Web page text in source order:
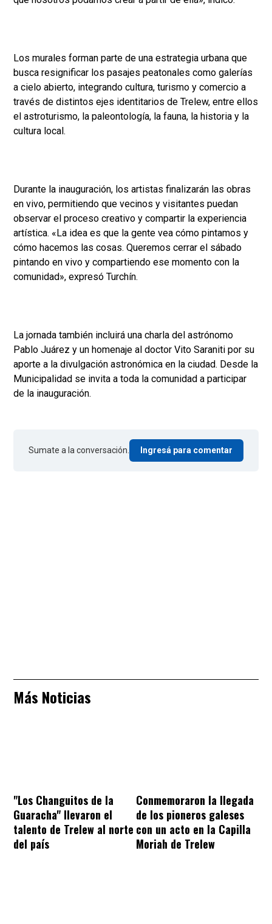
Los murales forman parte de una estrategia urbana que
busca resignificar los pasajes peatonales como galerías
a cielo abierto, integrando cultura, turismo y comercio a
través de distintos ejes identitarios de Trelew, entre ellos
el astroturismo, la paleontología, la fauna, la historia y la
cultura local.
Durante la inauguración, los artistas finalizarán las obras
en vivo, permitiendo que vecinos y visitantes puedan
observar el proceso creativo y compartir la experiencia
artística. «La idea es que la gente vea cómo pintamos y
cómo hacemos las cosas. Queremos cerrar el sábado
pintando en vivo y compartiendo ese momento con la
comunidad», expresó Turchín.
La jornada también incluirá una charla del astrónomo
Pablo Juárez y un homenaje al doctor Vito Saraniti por su
aporte a la divulgación astronómica en la ciudad. Desde la
Municipalidad se invita a toda la comunidad a participar
de la inauguración.
Sumate a la conversación. Ingresá para comentar
Más Noticias
"Los Changuitos de la
Guaracha" llevaron el
talento de Trelew al norte
del país
Conmemoraron la llegada
de los pioneros galeses
con un acto en la Capilla
Moriah de Trelew